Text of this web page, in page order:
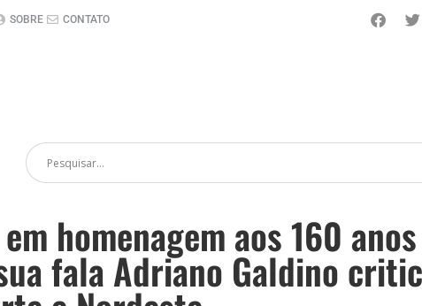
SOBRE CONTATO
homenagem aos 160
fala Adriano Galdino